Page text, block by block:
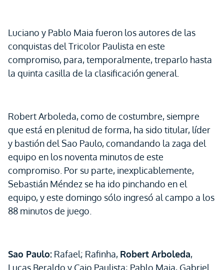
Luciano y Pablo Maia fueron los autores de las
conquistas del Tricolor Paulista en este
compromiso, para, temporalmente, treparlo hasta
la quinta casilla de la clasificación general.
Robert Arboleda, como de costumbre, siempre
que está en plenitud de forma, ha sido titular, líder
y bastión del Sao Paulo, comandando la zaga del
equipo en los noventa minutos de este
compromiso. Por su parte, inexplicablemente,
Sebastián Méndez se ha ido pinchando en el
equipo, y este domingo sólo ingresó al campo a los
88 minutos de juego.
Sao Paulo: Rafael; Rafinha, Robert Arboleda,
Lucas Beraldo y Caio Paulista; Pablo Maia, Gabriel